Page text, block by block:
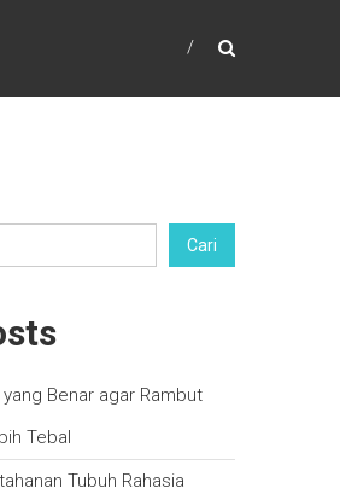
Cari
Benar agar Rambut
Tebal
Tubuh Rahasia